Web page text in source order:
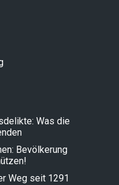
Was die
Bevölkerung
Weg seit 1291